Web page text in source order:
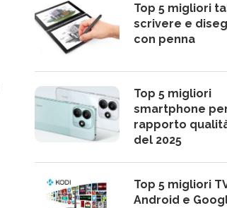
Top 5 migliori
scrivere e
con penna
Top 5 migliori
smartphone
rapporto
del 2025
Top 5 migliori
Android e